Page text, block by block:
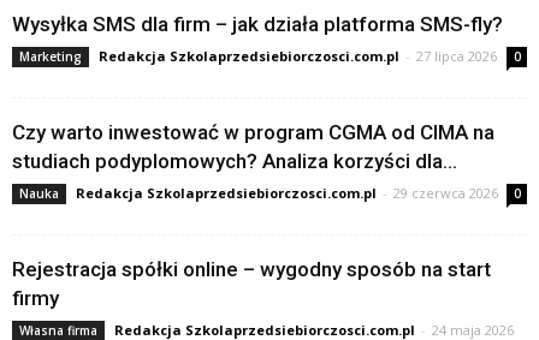
Wysyłka SMS dla firm – jak działa platforma SMS-fly?
Marketing Redakcja Szkolaprzedsiebiorczosci.com.pl - 27 lipca 2026 0
Czy warto inwestować w program CGMA od CIMA na
studiach podyplomowych? Analiza korzyści dla...
Nauka Redakcja Szkolaprzedsiebiorczosci.com.pl - 29 czerwca 2026 0
Rejestracja spółki online – wygodny sposób na start
firmy
Własna firma Redakcja Szkolaprzedsiebiorczosci.com.pl - 24 maja 2026